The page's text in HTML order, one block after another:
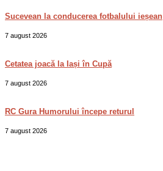
Sucevean la conducerea fotbalului ieșean
7 august 2026
Cetatea joacă la Iași în Cupă
7 august 2026
RC Gura Humorului începe returul
7 august 2026